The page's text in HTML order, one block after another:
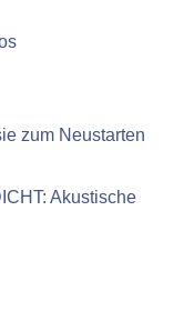
zum Neustarten
Akustische